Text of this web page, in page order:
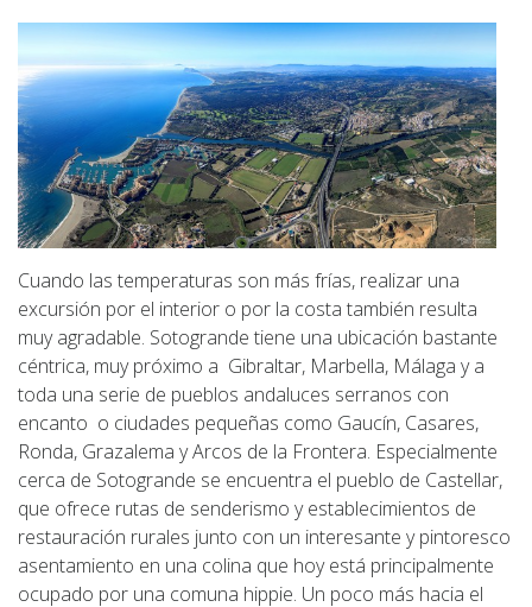
Cuando las temperaturas son más frías, realizar una
excursión por el interior o por la costa también resulta
muy agradable. Sotogrande tiene una ubicación bastante
céntrica, muy próximo a Gibraltar, Marbella, Málaga y a
toda una serie de pueblos andaluces serranos con
encanto o ciudades pequeñas como Gaucín, Casares,
Ronda, Grazalema y Arcos de la Frontera. Especialmente
cerca de Sotogrande se encuentra el pueblo de Castellar,
que ofrece rutas de senderismo y establecimientos de
restauración rurales junto con un interesante y pintoresco
asentamiento en una colina que hoy está principalmente
ocupado por una comuna hippie. Un poco más hacia el